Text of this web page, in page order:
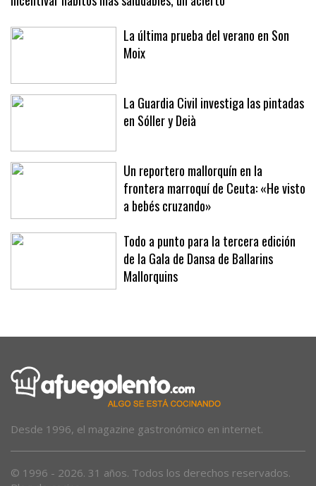
Incentivar hábitos más saludables, un acierto
La última prueba del verano en Son
La Guardia Civil investiga las pintadas
Un reportero mallorquín en la
frontera marroquí de Ceuta: «He visto
a bebés cruzando»
Todo a punto para la tercera edición
de la Gala de Dansa de Ballarins